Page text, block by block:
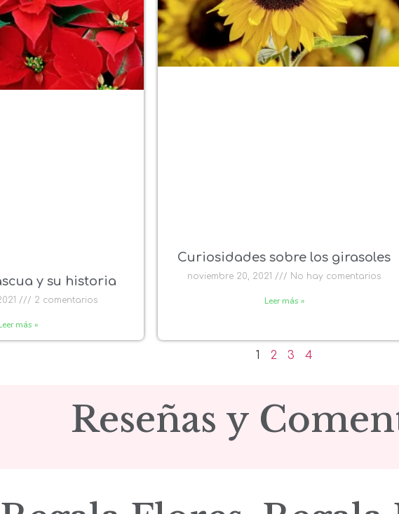
y su historia
2 comentarios
más »
Curiosidades sobre los girasoles
noviembre 20, 2021 No hay comentarios
Leer más »
1 2 3 4
Reseñas y